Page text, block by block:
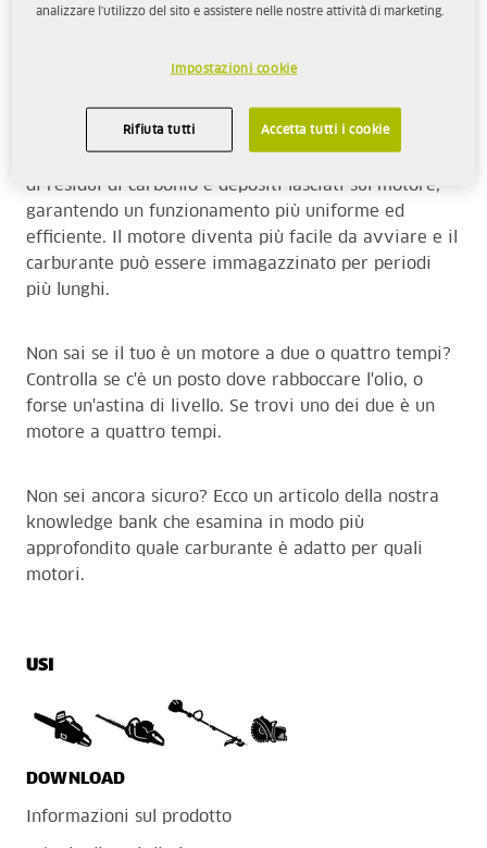
fornisce un ambiente di lavoro migliore per gli
utenti, ma riduce anche al minimo le emissioni
nocive e, così facendo, mantiene il motore più pulito.
di residui di carbonio e depositi lasciati sul motore,
garantendo un funzionamento più uniforme ed
efficiente. Il motore diventa più facile da avviare e il
carburante può essere immagazzinato per periodi
più lunghi.
Non sai se il tuo è un motore a due o quattro tempi?
Controlla se c'è un posto dove rabboccare l'olio, o
forse un'astina di livello. Se trovi uno dei due è un
motore a quattro tempi.
Non sei ancora sicuro? Ecco un articolo della nostra
knowledge bank che esamina in modo più
approfondito quale carburante è adatto per quali
motori.
USI
DOWNLOAD
Informazioni sul prodotto
analizzare l'utilizzo del sito e assistere nelle nostre attività di marketing.
Impostazioni cookie
Rifiuta tutti Accetta tutti i cookie